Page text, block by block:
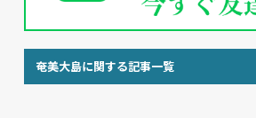
奄美大島に関する記事一覧